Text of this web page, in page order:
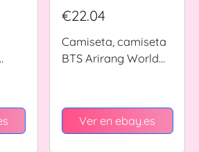
€22.04
Camiseta, camiseta
BTS Arirang World
Ver en ebay.es